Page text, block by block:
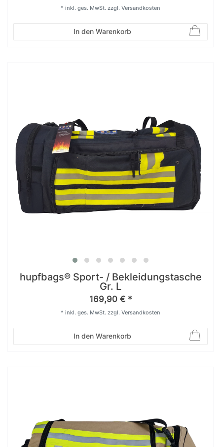
In den Warenkorb
* inkl. ges. MwSt. zzgl. Versandkosten
hupfbags® Sport- / Bekleidungstasche
Gr. L
169,90 € *
In den Warenkorb
* inkl. ges. MwSt. zzgl. Versandkosten